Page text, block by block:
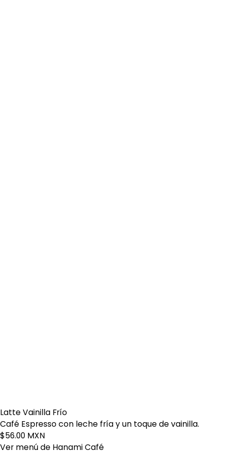
Latte Vainilla Frío
Café Espresso con leche fría y un toque de vainilla.
$56.00 MXN
Ver menú de Hanami Café